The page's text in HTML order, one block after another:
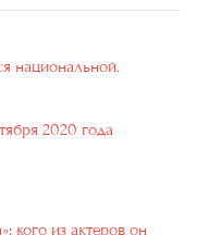
национальной.
2020 года
кого из актеров он